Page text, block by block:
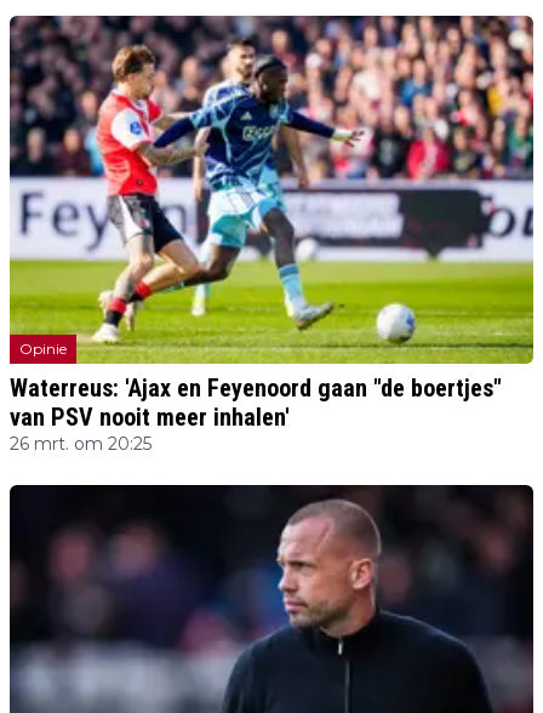
Opinie
Waterreus: 'Ajax en Feyenoord gaan "de boertjes"
van PSV nooit meer inhalen'
26 mrt. om 20:25